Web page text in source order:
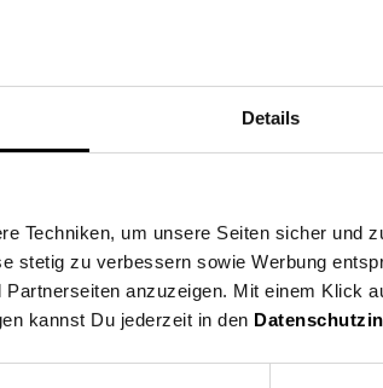
Details
Techniken, um unsere Seiten sicher und
stetig zu verbessern sowie Werbung
anzuzeigen. Mit einem Klick
kannst Du jederzeit in den
reinigen um Kratzer zu vermeiden